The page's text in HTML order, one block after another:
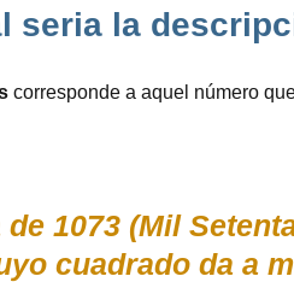
seria la
corresponde a aquel número
de 1073 (Mil
cuadrado da a